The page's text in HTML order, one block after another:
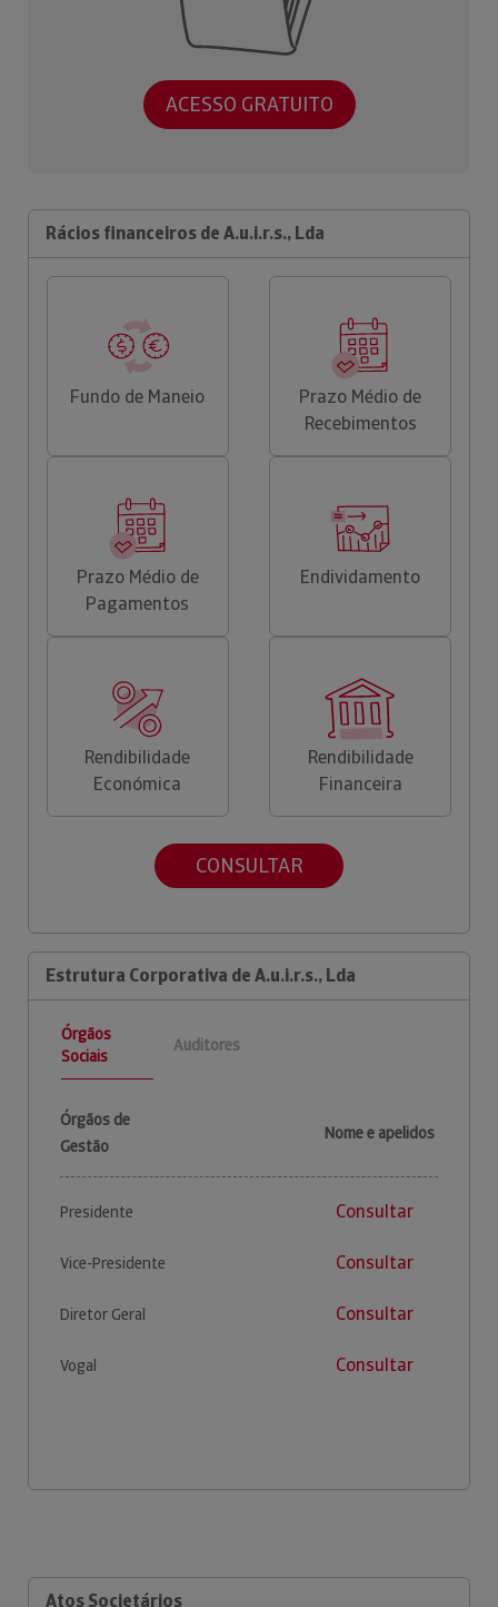
ACESSO GRATUITO
Rácios financeiros de A.u.i.r.s., Lda
Fundo de Maneio
Prazo Médio de
Recebimentos
Prazo Médio de
Pagamentos
Endividamento
Rendibilidade
Económica
Rendibilidade
Financeira
CONSULTAR
Estrutura Corporativa de A.u.i.r.s., Lda
Órgãos
Sociais
Auditores
Órgãos de
Gestão
Nome e apelidos
Presidente Consultar
Vice-Presidente Consultar
Diretor Geral Consultar
Vogal Consultar
Atos Societários